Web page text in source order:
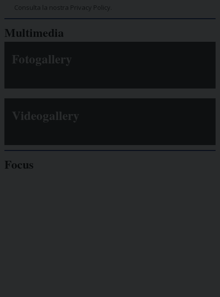
Consulta la nostra Privacy Policy.
Multimedia
Fotogallery
Videogallery
Focus